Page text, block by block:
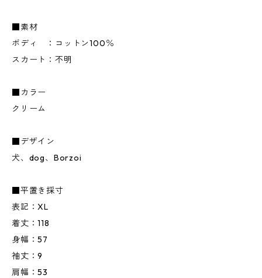
■素材
ボディ ：コットン100％
スカート：不明
■カラー
クリーム
■デザイン
犬、dog、Borzoi
■平置き採寸
表記：XL
着丈：118
身幅：57
袖丈：9
肩幅：53